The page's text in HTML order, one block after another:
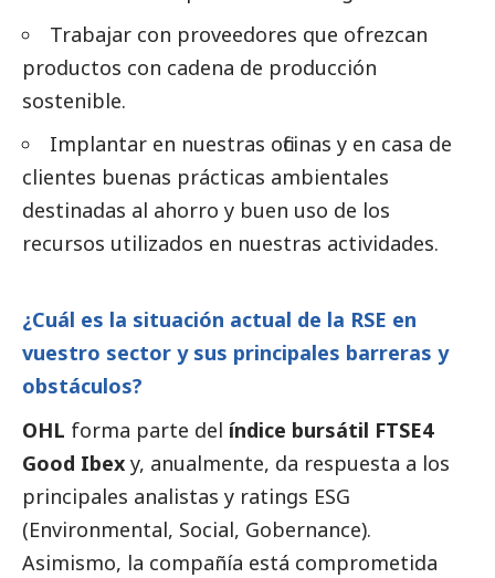
Trabajar con proveedores que ofrezcan
productos con cadena de producción
sostenible.
Implantar en nuestras oficinas y en casa de
clientes buenas prácticas ambientales
destinadas al ahorro y buen uso de los
recursos utilizados en nuestras actividades.
¿Cuál es la situación actual de la RSE en
vuestro sector y sus principales barreras y
obstáculos?
OHL forma parte del índice bursátil FTSE4
Good Ibex y, anualmente, da respuesta a los
principales analistas y ratings ESG
(Environmental, Social, Gobernance).
Asimismo, la compañía está comprometida